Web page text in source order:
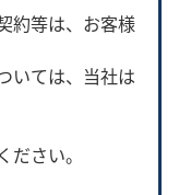
約等は、お客様
いては、当社は
さい。